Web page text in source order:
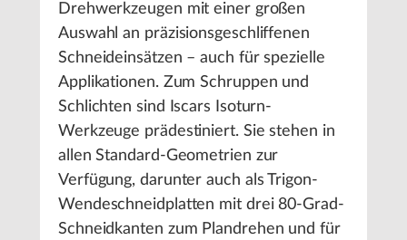
Drehwerkzeugen mit einer großen
Auswahl an präzisionsgeschliffenen
Schneideinsätzen – auch für spezielle
Applikationen. Zum Schruppen und
Schlichten sind Iscars Isoturn-
Werkzeuge prädestiniert. Sie stehen in
allen Standard-Geometrien zur
Verfügung, darunter auch als Trigon-
Wendeschneidplatten mit drei 80-Grad-
Schneidkanten zum Plandrehen und für